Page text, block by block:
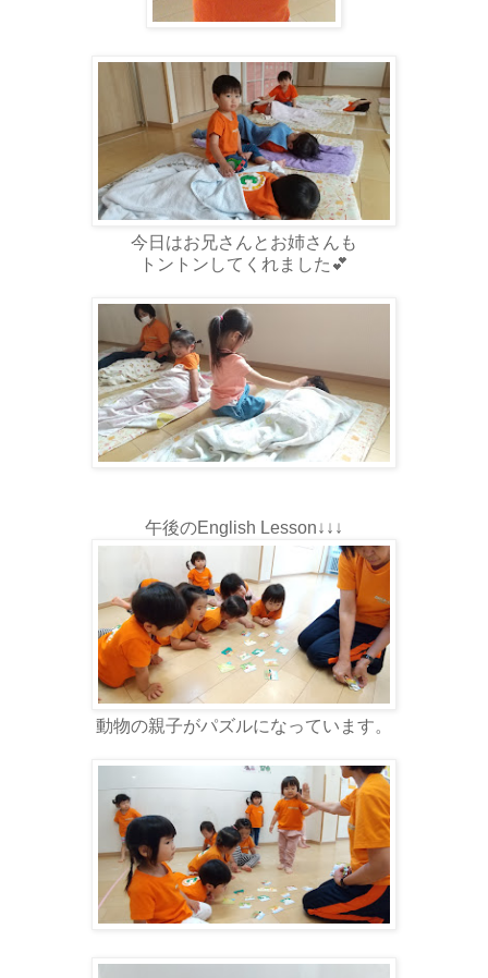
今日はお兄さんとお姉さんも
トントンしてくれました💕
午後のEnglish Lesson↓↓↓
動物の親子がパズルになっています。